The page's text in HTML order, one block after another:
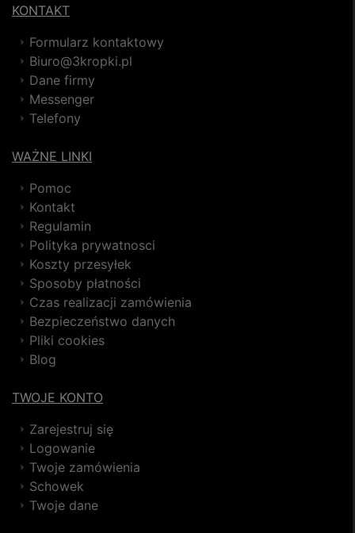
KONTAKT
Formularz kontaktowy
Biuro@3kropki.pl
Dane firmy
Messenger
Telefony
WAŻNE LINKI
Pomoc
Kontakt
Regulamin
Polityka prywatnosci
Koszty przesyłek
Sposoby płatności
Czas realizacji zamówienia
Bezpieczeństwo danych
Pliki cookies
Blog
TWOJE KONTO
Zarejestruj się
Logowanie
Twoje zamówienia
Schowek
Twoje dane